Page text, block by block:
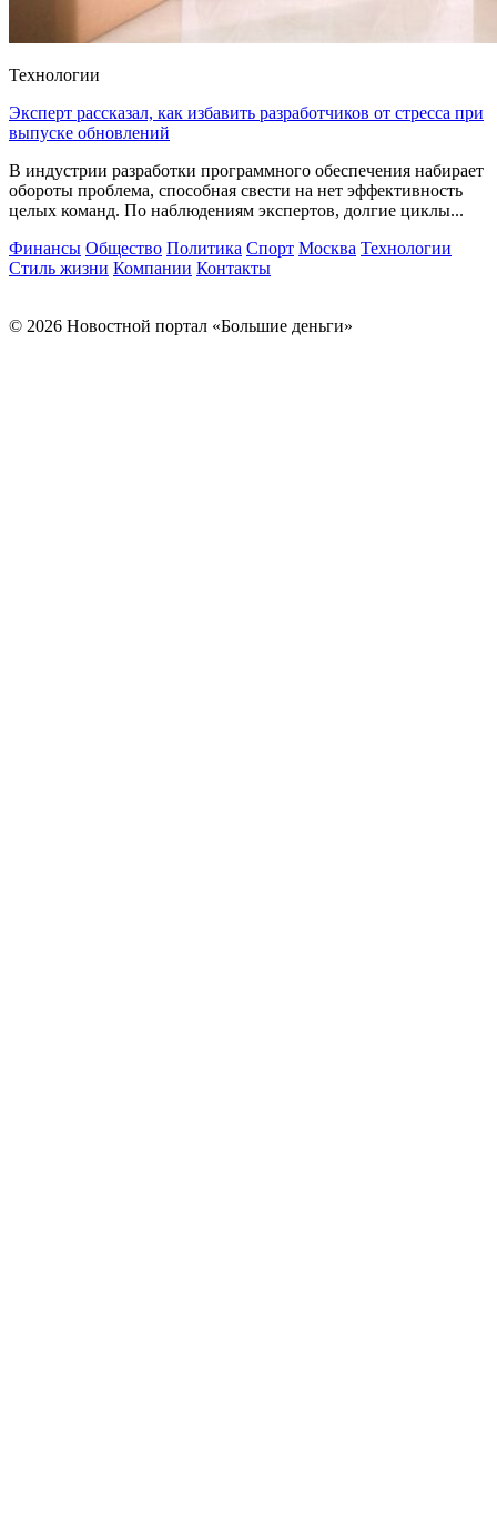
Технологии
Эксперт рассказал, как избавить разработчиков от стресса при
выпуске обновлений
В индустрии разработки программного обеспечения набирает
обороты проблема, способная свести на нет эффективность
целых команд. По наблюдениям экспертов, долгие циклы...
Финансы Общество Политика Спорт Москва Технологии
Стиль жизни Компании Контакты
© 2026 Новостной портал «Большие деньги»